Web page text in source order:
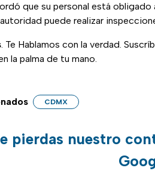
que su personal está
puede realizar
. Te Hablamos con la verdad.
la palma de tu mano.
CDMX
pierdas nuestro